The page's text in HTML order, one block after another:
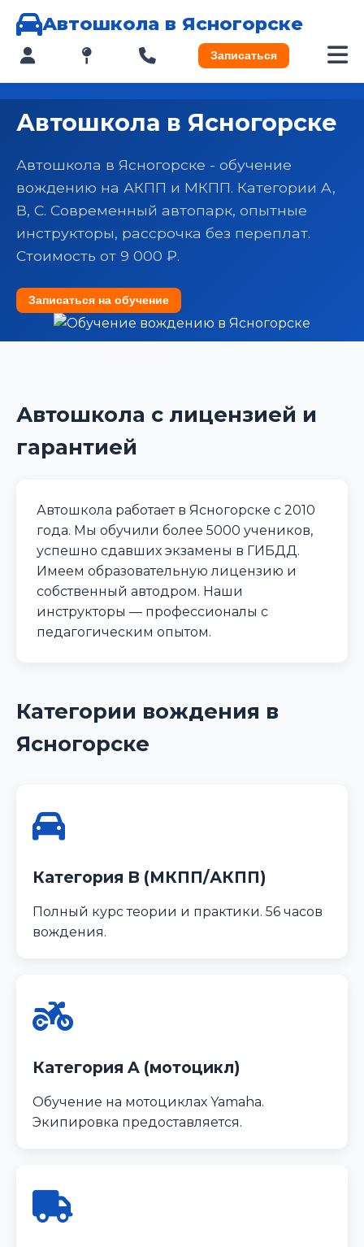
Автошкола в Ясногорске
Записаться
Автошкола в Ясногорске
Автошкола в Ясногорске - обучение
вождению на АКПП и МКПП. Категории A,
B, C. Современный автопарк, опытные
инструкторы, рассрочка без переплат.
Стоимость от 9 000 ₽.
Записаться на обучение
Автошкола с лицензией и
гарантией
Автошкола работает в Ясногорске с 2010
года. Мы обучили более 5000 учеников,
успешно сдавших экзамены в ГИБДД.
Имеем образовательную лицензию и
собственный автодром. Наши
инструкторы — профессионалы с
педагогическим опытом.
Категории вождения в
Ясногорске
Категория B (МКПП/АКПП)
Полный курс теории и практики. 56 часов
вождения.
Категория A (мотоцикл)
Обучение на мотоциклах Yamaha.
Экипировка предоставляется.